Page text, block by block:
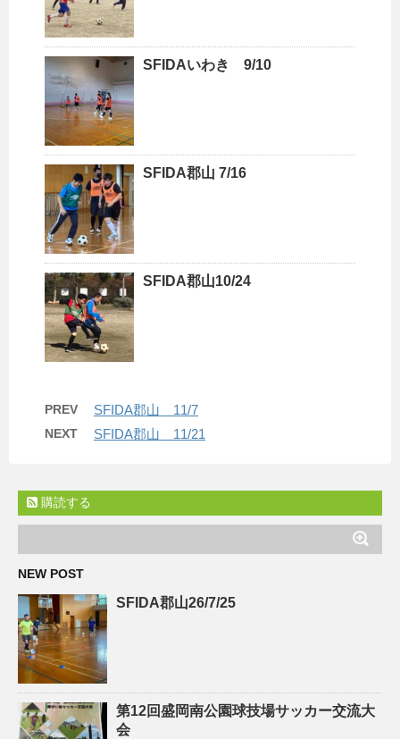
SFIDAいわき 9/10
SFIDA郡山 7/16
SFIDA郡山10/24
PREV SFIDA郡山 11/7
NEXT SFIDA郡山 11/21
購読する
NEW POST
SFIDA郡山26/7/25
第12回盛岡南公園球技場サッカー交流大
会